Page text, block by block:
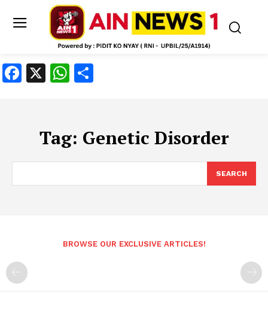
Facebook
X WhatsApp
Tag: Genetic Disorder
SEARCH
BROWSE OUR EXCLUSIVE ARTICLES!